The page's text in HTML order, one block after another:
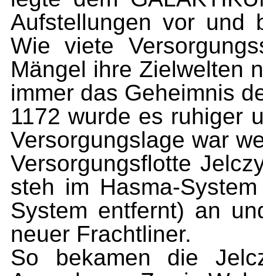
Aufstellungen vor und
Wie viete
Mängel ihre Zielwelten
immer das Geheimnis
1172 wurde es ruhiger
Versorgungslage war
Versorgungsflotte
steh im Hasma-
System entfernt) an
neuer Frachtliner.
So bekamen die